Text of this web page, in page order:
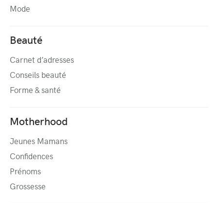
Mode
Beauté
Carnet d’adresses
Conseils beauté
Forme & santé
Motherhood
Jeunes Mamans
Confidences
Prénoms
Grossesse